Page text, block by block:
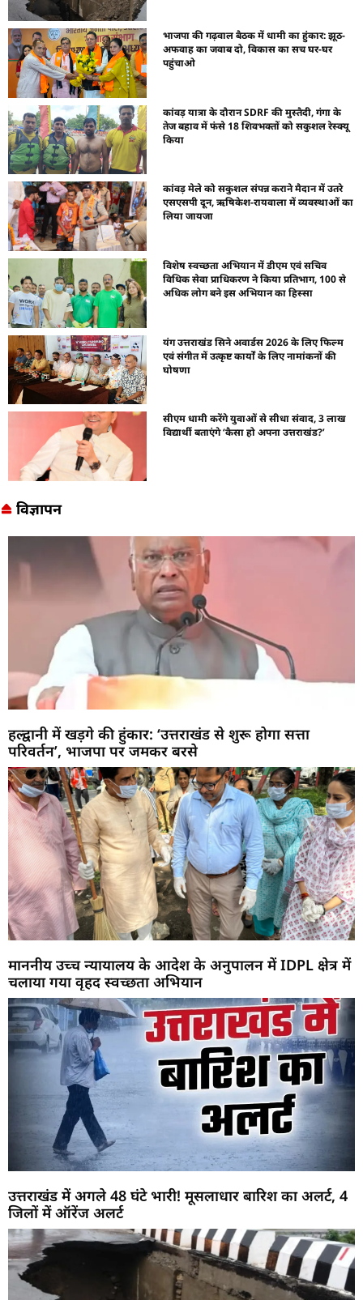
भाजपा की गढ़वाल बैठक में धामी का हुंकार: झूठ-
अफवाह का जवाब दो, विकास का सच घर-घर
पहुंचाओ
कांवड़ यात्रा के दौरान SDRF की मुस्तैदी, गंगा के
तेज बहाव में फंसे 18 शिवभक्तों को सकुशल रेस्क्यू
किया
कांवड़ मेले को सकुशल संपन्न कराने मैदान में उतरे
एसएसपी दून, ऋषिकेश-रायवाला में व्यवस्थाओं का
लिया जायजा
विशेष स्वच्छता अभियान में डीएम एवं सचिव
विधिक सेवा प्राधिकरण ने किया प्रतिभाग, 100 से
अधिक लोग बने इस अभियान का हिस्सा
यंग उत्तराखंड सिने अवार्डस 2026 के लिए फिल्म
एवं संगीत में उत्कृष्ट कार्यों के लिए नामांकनों की
घोषणा
सीएम धामी करेंगे युवाओं से सीधा संवाद, 3 लाख
विद्यार्थी बताएंगे ‘कैसा हो अपना उत्तराखंड?’
विज्ञापन
हल्द्वानी में खड़गे की हुंकार: ‘उत्तराखंड से शुरू होगा सत्ता
परिवर्तन’, भाजपा पर जमकर बरसे
माननीय उच्च न्यायालय के आदेश के अनुपालन में IDPL क्षेत्र में
चलाया गया वृहद स्वच्छता अभियान
उत्तराखंड में अगले 48 घंटे भारी! मूसलाधार बारिश का अलर्ट, 4
जिलों में ऑरेंज अलर्ट